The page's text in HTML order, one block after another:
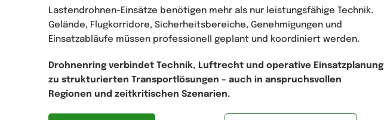
Lastendrohnen-Einsätze benötigen mehr als nur leistungsfähige Technik.
Gelände, Flugkorridore, Sicherheitsbereiche, Genehmigungen und
Einsatzabläufe müssen professionell geplant und koordiniert werden.
Drohnenring verbindet Technik, Luftrecht und operative Einsatzplanung
zu strukturierten Transportlösungen – auch in anspruchsvollen
Regionen und zeitkritischen Szenarien.